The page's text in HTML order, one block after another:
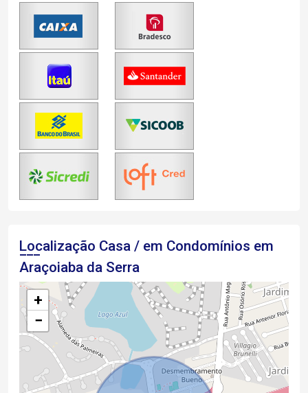
Localização Casa / em Condomínios em
Araçoiaba da Serra
+
−